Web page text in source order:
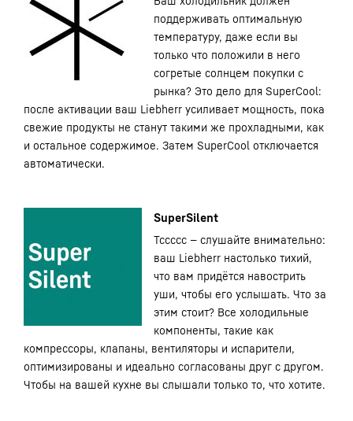
поддерживать оптимальную
температуру, даже если вы
только что положили в него
согретые солнцем покупки с
рынка? Это дело для SuperCool:
после активации ваш Liebherr усиливает мощность, пока
свежие продукты не станут такими же прохладными, как
и остальное содержимое. Затем SuperCool отключается
автоматически.
SuperSilent
Тссссс — слушайте внимательно:
ваш Liebherr настолько тихий,
что вам придётся навострить
уши, чтобы его услышать. Что за
этим стоит? Все холодильные
компоненты, такие как
компрессоры, клапаны, вентиляторы и испарители,
оптимизированы и идеально согласованы друг с другом.
Чтобы на вашей кухне вы слышали только то, что хотите.